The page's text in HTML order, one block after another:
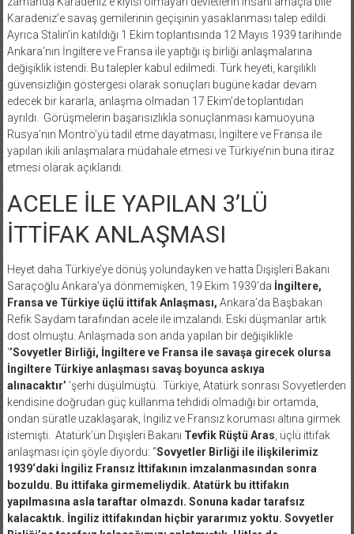
Karadeniz’e savaş gemilerinin geçişinin yasaklanması talep edildi.
Ayrıca Stalin’in katıldığı 1 Ekim toplantısında 12 Mayıs 1939 tarihinde
Ankara’nın İngiltere ve Fransa ile yaptığı iş birliği anlaşmalarına
değişiklik istendi. Bu talepler kabul edilmedi. Türk heyeti, karşılıklı
güvensizliğin göstergesi olarak sonuçları bugüne kadar devam
edecek bir kararla, anlaşma olmadan 17 Ekim’de toplantıdan
ayrıldı. Görüşmelerin başarısızlıkla sonuçlanması kamuoyuna
Rusya’nın Montrö’yü tadil etme dayatması; İngiltere ve Fransa ile
yapılan ikili anlaşmalara müdahale etmesi ve Türkiye’nin buna itiraz
etmesi olarak açıklandı.
ACELE İLE YAPILAN 3’LÜ
İTTİFAK ANLAŞMASI
Heyet daha Türkiye’ye dönüş yolundayken ve hatta Dışişleri Bakanı
Saraçoğlu Ankara’ya dönmemişken, 19 Ekim 1939’da İngiltere,
Fransa ve Türkiye üçlü ittifak Anlaşması, Ankara’da Başbakan
Refik Saydam tarafından acele ile imzalandı. Eski düşmanlar artık
dost olmuştu. Anlaşmada son anda yapılan bir değişiklikle
‘’Sovyetler Birliği, İngiltere ve Fransa ile savaşa girecek olursa
İngiltere Türkiye anlaşması savaş boyunca askıya
alınacaktır’ ’şerhi düşülmüştü. Türkiye, Atatürk sonrası Sovyetlerden
kendisine doğrudan güç kullanma tehdidi olmadığı bir ortamda,
ondan süratle uzaklaşarak, İngiliz ve Fransız koruması altına girmek
istemişti. Atatürk’ün Dışişleri Bakanı Tevfik Rüştü Aras , üçlü ittifak
anlaşması için şöyle diyordu: ‘’Sovyetler Birliği ile ilişkilerimiz
1939‘daki İngiliz Fransız İttifakının imzalanmasından sonra
bozuldu. Bu ittifaka girmemeliydik. Atatürk bu ittifakın
yapılmasına asla taraftar olmazdı. Sonuna kadar tarafsız
kalacaktık. İngiliz ittifakından hiçbir yararımız yoktu. Sovyetler